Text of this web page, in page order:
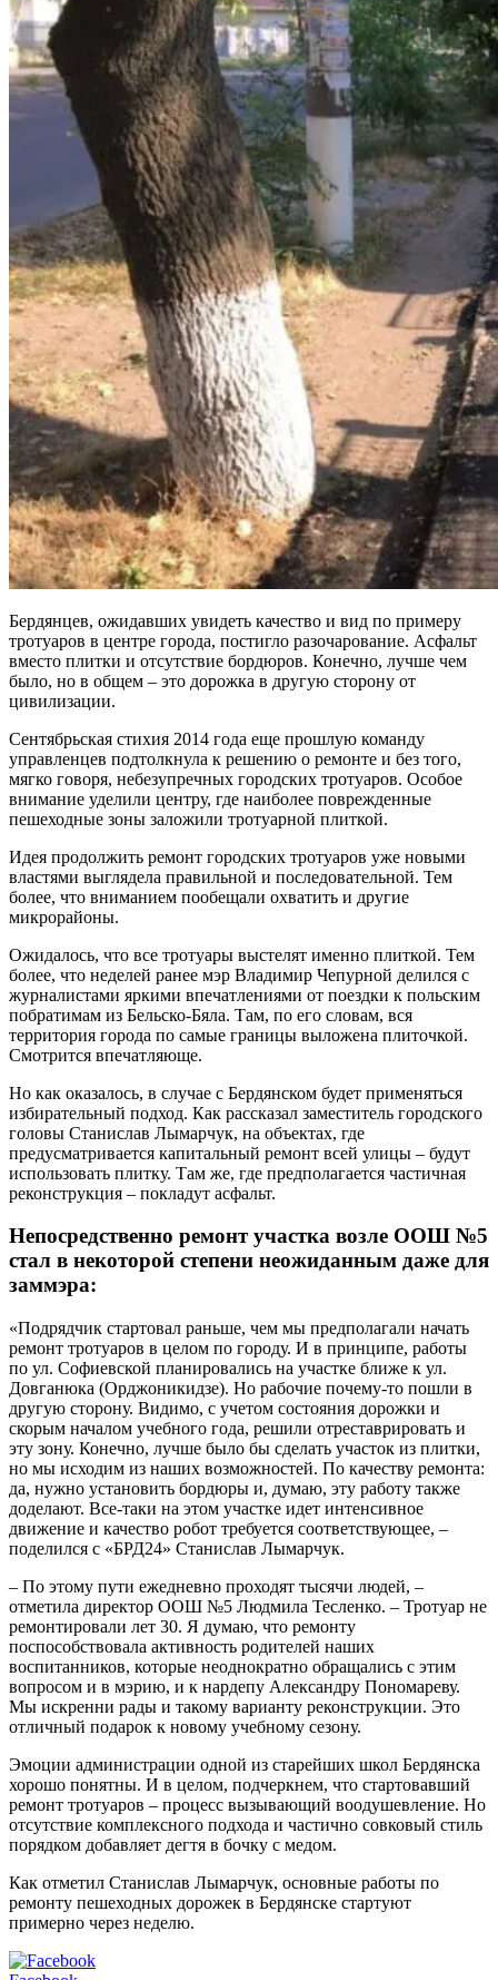
Бердянцев, ожидавших увидеть качество и вид по примеру
тротуаров в центре города, постигло разочарование. Асфальт
вместо плитки и отсутствие бордюров. Конечно, лучше чем
было, но в общем – это дорожка в другую сторону от
цивилизации.
Сентябрьская стихия 2014 года еще прошлую команду
управленцев подтолкнула к решению о ремонте и без того,
мягко говоря, небезупречных городских тротуаров. Особое
внимание уделили центру, где наиболее поврежденные
пешеходные зоны заложили тротуарной плиткой.
Идея продолжить ремонт городских тротуаров уже новыми
властями выглядела правильной и последовательной. Тем
более, что вниманием пообещали охватить и другие
микрорайоны.
Ожидалось, что все тротуары выстелят именно плиткой. Тем
более, что неделей ранее мэр Владимир Чепурной делился с
журналистами яркими впечатлениями от поездки к польским
побратимам из Бельско-Бяла. Там, по его словам, вся
территория города по самые границы выложена плиточкой.
Смотрится впечатляюще.
Но как оказалось, в случае с Бердянском будет применяться
избирательный подход. Как рассказал заместитель городского
головы Станислав Лымарчук, на объектах, где
предусматривается капитальный ремонт всей улицы – будут
использовать плитку. Там же, где предполагается частичная
реконструкция – покладут асфальт.
Непосредственно ремонт участка возле ООШ №5
стал в некоторой степени неожиданным даже для
заммэра:
«Подрядчик стартовал раньше, чем мы предполагали начать
ремонт тротуаров в целом по городу. И в принципе, работы
по ул. Софиевской планировались на участке ближе к ул.
Довганюка (Орджоникидзе). Но рабочие почему-то пошли в
другую сторону. Видимо, с учетом состояния дорожки и
скорым началом учебного года, решили отреставрировать и
эту зону. Конечно, лучше было бы сделать участок из плитки,
но мы исходим из наших возможностей. По качеству ремонта:
да, нужно установить бордюры и, думаю, эту работу также
доделают. Все-таки на этом участке идет интенсивное
движение и качество робот требуется соответствующее, –
поделился с «БРД24» Станислав Лымарчук.
– По этому пути ежедневно проходят тысячи людей, –
отметила директор ООШ №5 Людмила Тесленко. – Тротуар не
ремонтировали лет 30. Я думаю, что ремонту
поспособствовала активность родителей наших
воспитанников, которые неоднократно обращались с этим
вопросом и в мэрию, и к нардепу Александру Пономареву.
Мы искренни рады и такому варианту реконструкции. Это
отличный подарок к новому учебному сезону.
Эмоции администрации одной из старейших школ Бердянска
хорошо понятны. И в целом, подчеркнем, что стартовавший
ремонт тротуаров – процесс вызывающий воодушевление. Но
отсутствие комплексного подхода и частично совковый стиль
порядком добавляет дегтя в бочку с медом.
Как отметил Станислав Лымарчук, основные работы по
ремонту пешеходных дорожек в Бердянске стартуют
примерно через неделю.